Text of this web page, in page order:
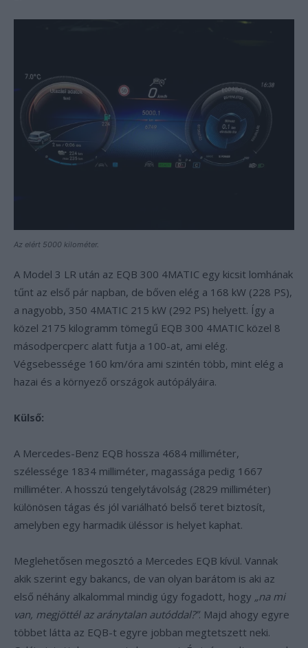
Az elért 5000 kilométer.
A Model 3 LR után az EQB 300 4MATIC egy kicsit lomhának
tűnt az első pár napban, de bőven elég a 168 kW (228 PS),
a nagyobb, 350 4MATIC 215 kW (292 PS) helyett. Így a
közel 2175 kilogramm tömegű EQB 300 4MATIC közel 8
másodpercperc alatt futja a 100-at, ami elég.
Végsebessége 160 km/óra ami szintén több, mint elég a
hazai és a környező országok autópályáira.
Külső:
A Mercedes-Benz EQB hossza 4684 milliméter,
szélessége 1834 milliméter, magassága pedig 1667
milliméter. A hosszú tengelytávolság (2829 milliméter)
különösen tágas és jól variálható belső teret biztosít,
amelyben egy harmadik üléssor is helyet kaphat.
Meglehetősen megosztó a Mercedes EQB kívül. Vannak
akik szerint egy bakancs, de van olyan barátom is aki az
első néhány alkalommal mindig úgy fogadott, hogy „na mi
van, megjöttél az aránytalan autóddal?”. Majd ahogy egyre
többet látta az EQB-t egyre jobban megtetszett neki.